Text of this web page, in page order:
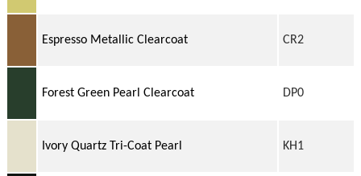
Espresso Metallic Clearcoat CR2
Forest Green Pearl Clearcoat DP0
Ivory Quartz Tri-Coat Pearl KH1